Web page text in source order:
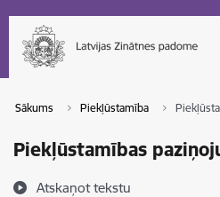
Sākums Piekļūstamība
Piekļūstamības
Atskaņot tekstu